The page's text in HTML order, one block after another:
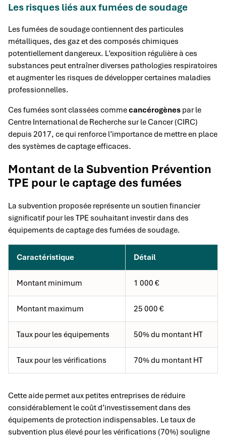
Les risques liés aux fumées de soudage
Les fumées de soudage contiennent des particules
métalliques, des gaz et des composés chimiques
potentiellement dangereux. L’exposition régulière à ces
substances peut entraîner diverses pathologies respiratoires
et augmenter les risques de développer certaines maladies
professionnelles.
Ces fumées sont classées commecancérogènes par le
Centre International de Recherche sur le Cancer (CIRC)
depuis 2017, ce qui renforce l’importance de mettre en place
des systèmes de captage efficaces.
Montant de la Subvention Prévention
TPE pour le captage des fumées
La subvention proposée représente un soutien financier
significatif pour les TPE souhaitant investir dans des
équipements de captage des fumées de soudage.
Caractéristique Détail
Montant minimum 1 000 €
Montant maximum 25 000 €
Taux pour les équipements 50% du montant HT
Taux pour les vérifications 70% du montant HT
Cette aide permet aux petites entreprises de réduire
considérablement le coût d’investissement dans des
équipements de protection indispensables. Le taux de
subvention plus élevé pour les vérifications (70%) souligne